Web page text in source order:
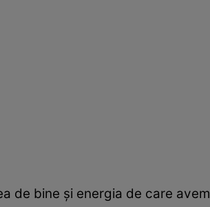
de bine și energia de care avem